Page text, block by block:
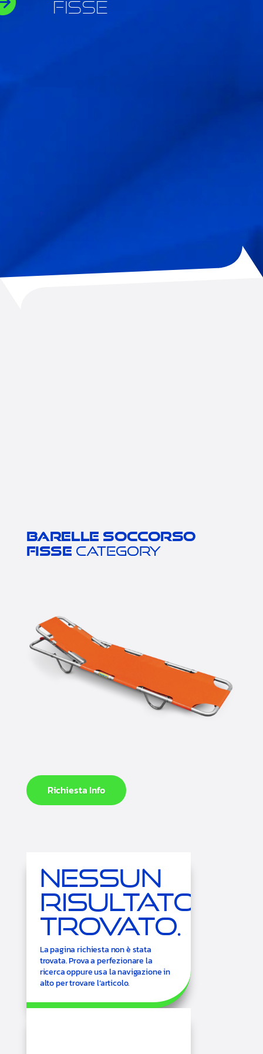
fisse
Barelle soccorso
fisse category
Richiesta Info
Nessun
Risultato
Trovato.
La pagina richiesta non è stata
trovata. Prova a perfezionare la
ricerca oppure usa la navigazione in
alto per trovare l’articolo.